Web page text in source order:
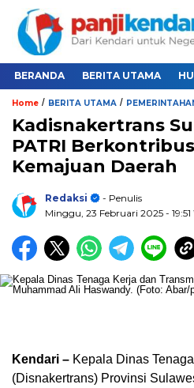
BERANDA BERITA UTAMA
Home / BERITA UTAMA /
Kadisnakertrans
PATRI
Kemajuan Daerah
Redaksi
- Penulis
Minggu, 23 Februari 2025 -
Kendari – Kepala Dinas
(Disnakertrans) Provinsi